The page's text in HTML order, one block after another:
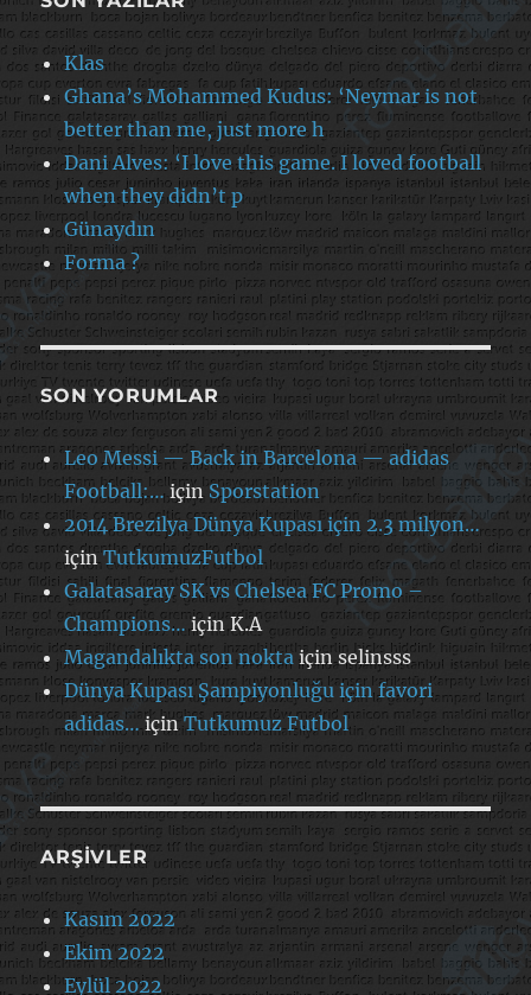
Klas
Ghana’s Mohammed Kudus: ‘Neymar is not
better than me, just more h
Dani Alves: ‘I love this game. I loved football
when they didn’t p
Günaydın
Forma ?
SON YORUMLAR
Leo Messi — Back in Barcelona — adidas
Football:… içinSporstation
2014 Brezilya Dünya Kupası için 2.3 milyon…
içinTutkumuzFutbol
Galatasaray SK vs Chelsea FC Promo –
Champions…içinK.A
Magandalıkta son nokta içinselinsss
Dünya Kupası Şampiyonluğu için favori
adidas…içinTutkumuz Futbol
ARŞIVLER
Kasım 2022
Ekim 2022
Eylül 2022